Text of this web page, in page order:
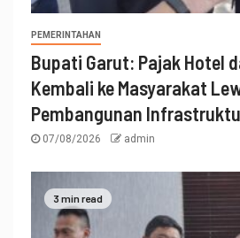
PEMERINTAHAN
Bupati Garut: Pajak Hotel
Kembali ke Masyarakat
Pembangunan
07/08/2026 admin
3 min read